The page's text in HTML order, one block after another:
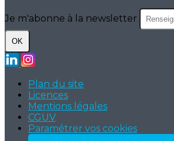
Je m'abonne à la newsletter
OK
Plan du site
Licences
Mentions légales
CGUV
Paramétrer vos cookies